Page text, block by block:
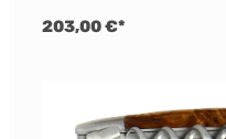
203,00 €*